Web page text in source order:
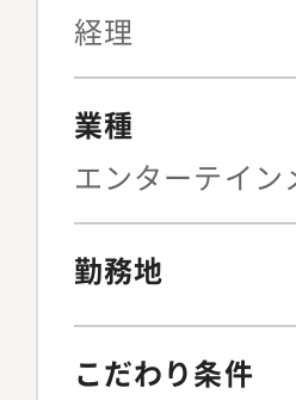
の
国
程
取
経理
業種
エンターテイン
勤務地
こだわり条件